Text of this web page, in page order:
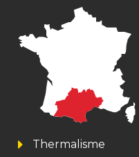
Thermalisme